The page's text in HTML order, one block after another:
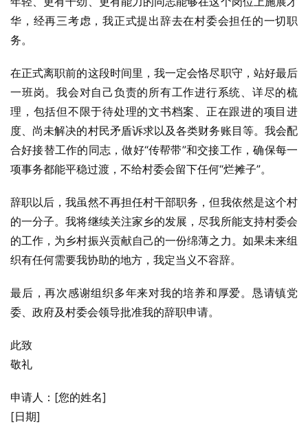
华，经再三考虑，我正式提出辞去在村委会担任的一切职
务。
在正式离职前的这段时间里，我一定会恪尽职守，站好最后
一班岗。我会对自己负责的所有工作进行系统、详尽的梳
理，包括但不限于待处理的文书档案、正在跟进的项目进
度、尚未解决的村民矛盾诉求以及各类财务账目等。我会配
合好接替工作的同志，做好“传帮带”和交接工作，确保每一
项事务都能平稳过渡，不给村委会留下任何“烂摊子”。
辞职以后，我虽然不再担任村干部职务，但我依然是这个村
的一分子。我将继续关注家乡的发展，尽我所能支持村委会
的工作，为乡村振兴贡献自己的一份绵薄之力。如果未来组
织有任何需要我协助的地方，我定当义不容辞。
最后，再次感谢组织多年来对我的培养和厚爱。恳请镇党
委、政府及村委会领导批准我的辞职申请。
此致
敬礼
申请人：[您的姓名]
[日期]